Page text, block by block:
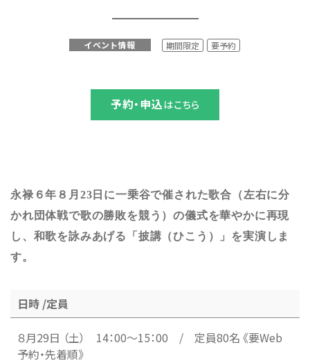
イベント情報 期間限定 要予約
予約・申込はこちら
永禄６年８月23日に一乗谷で催された歌合（左右に分
かれ団体戦で歌の勝敗を競う）の儀式を華やかに再現
し、和歌を詠みあげる「披講（ひこう）」を実演しま
す。
日時 /定員
８月29日 （土） 14：00～15：00 / 定員80名 《要Web
予約・先着順》